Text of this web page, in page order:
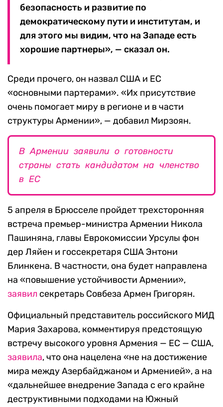
безопасность и развитие по
демократическому пути и институтам, и
для этого мы видим, что на Западе есть
хорошие партнеры», — сказал он.
Среди прочего, он назвал США и ЕС
«основными партерами». «Их присутствие
очень помогает миру в регионе и в части
структуры Армении», — добавил Мирзоян.
В Армении заявили о готовности
страны стать кандидатом на членство
в ЕС
5 апреля в Брюсселе пройдет трехсторонняя
встреча премьер-министра Армении Никола
Пашиняна, главы Еврокомиссии Урсулы фон
дер Ляйен и госсекретаря США Энтони
Блинкена. В частности, она будет направлена
на «повышение устойчивости Армении»,
заявил секретарь Совбеза Армен Григорян.
Официальный представитель российского МИД
Мария Захарова, комментируя предстоящую
встречу высокого уровня Армения — ЕС — США,
заявила, что она нацелена «не на достижение
мира между Азербайджаном и Арменией», а на
«дальнейшее внедрение Запада с его крайне
деструктивными подходами на Южный